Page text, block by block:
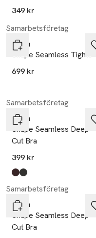
349 kr
Samarbetsföretag
aim'n
Shape Seamless Tights
699 kr
Samarbetsföretag
aim'n
Shape Seamless Deep
Cut Bra
399 kr
Produkten finns i färgerna:
chocolate
shadow grey
Samarbetsföretag
aim'n
Shape Seamless Deep
Cut Bra